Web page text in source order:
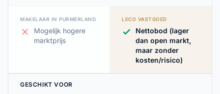
MAKELAAR IN PURMERLAND
Mogelijk hogere
marktprijs
LECO VASTGOED
Nettobod (lager
dan open markt,
maar zonder
kosten/risico)
GESCHIKT VOOR